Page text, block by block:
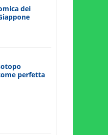
dei
perfetta